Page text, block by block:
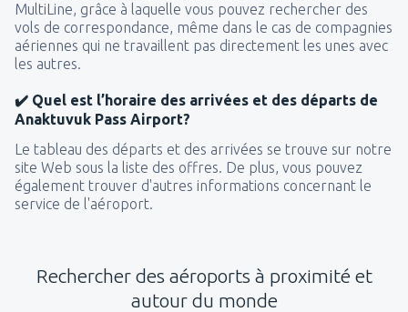
MultiLine, grâce à laquelle vous pouvez rechercher des
vols de correspondance, même dans le cas de compagnies
aériennes qui ne travaillent pas directement les unes avec
les autres.
✔️ Quel est l’horaire des arrivées et des départs de
Anaktuvuk Pass Airport?
Le tableau des départs et des arrivées se trouve sur notre
site Web sous la liste des offres. De plus, vous pouvez
également trouver d'autres informations concernant le
service de l'aéroport.
Rechercher des aéroports à proximité et
autour du monde